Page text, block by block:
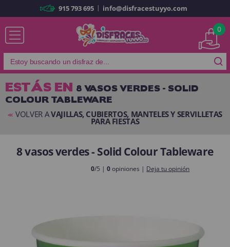
Ya soy cliente
Recordarme ¿Olvidó su contraseña?
ENTRAR
Soy nuevo
915 793 695 | info@disfracestuyyo.com
0
ESTÁS EN 8 VASOS VERDES - SOLID
COLOUR TABLEWARE
<< VOLVER AVAJILLAS, CUBIERTOS, MANTELES Y SERVILLETAS
PARA FIESTAS
8 vasos verdes - Solid Colour Tableware
0/5 |0opiniones | Deja tu opinión